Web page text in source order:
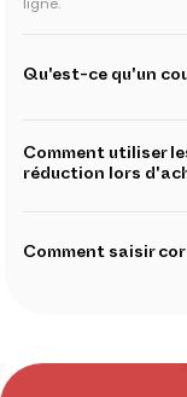
Qu'est-ce qu'un
Comment utiliser
réduction lors
Comment saisir